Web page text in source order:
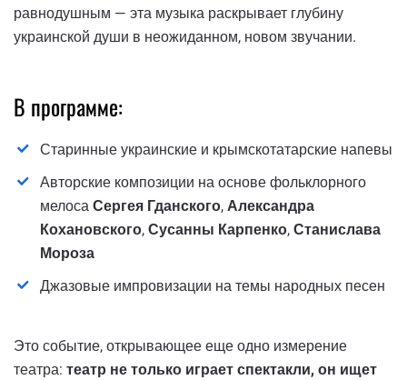
равнодушным — эта музыка раскрывает глубину
украинской души в неожиданном, новом звучании.
В программе:
Старинные украинские и крымскотатарские напевы
Авторские композиции на основе фольклорного
мелоса Сергея Гданского, Александра
Кохановского, Сусанны Карпенко, Станислава
Мороза
Джазовые импровизации на темы народных песен
Это событие, открывающее еще одно измерение
театра: театр не только играет спектакли, он ищет